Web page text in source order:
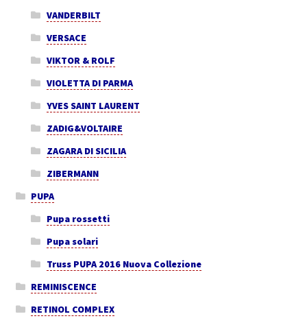
VANDERBILT
VERSACE
VIKTOR & ROLF
VIOLETTA DI PARMA
YVES SAINT LAURENT
ZADIG&VOLTAIRE
ZAGARA DI SICILIA
ZIBERMANN
PUPA
Pupa rossetti
Pupa solari
Truss PUPA 2016 Nuova Collezione
REMINISCENCE
RETINOL COMPLEX